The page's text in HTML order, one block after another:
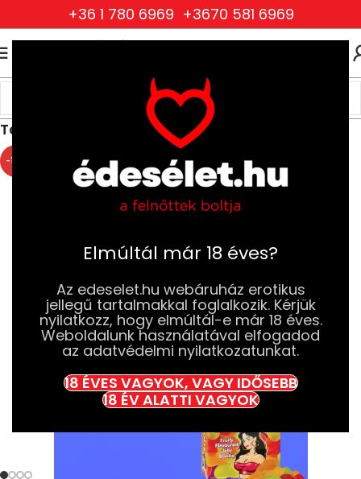
Elmúltál már 18 éves?
Az edeselet.hu webáruház erotikus
jellegű tartalmakkal foglalkozik. Kérjük
nyilatkozz, hogy elmúltál-e már 18 éves.
Weboldalunk használatával elfogadod
az adatvédelmi nyilatkozatunkat.
18 ÉVES VAGYOK, VAGY IDŐSEBB
18 ÉV ALATTI VAGYOK
+36 1 780 6969 +3670 581 6969
Erotikus Játékok, Ajándékok és Partikellékek
Társasjátékok
-10%